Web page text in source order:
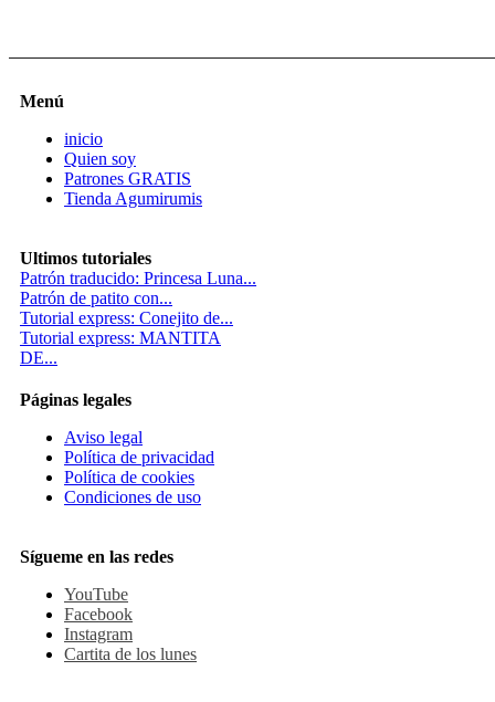
Menú
inicio
Quien soy
Patrones GRATIS
Tienda Agumirumis
Ultimos tutoriales
Patrón traducido: Princesa Luna...
Patrón de patito con...
Tutorial express: Conejito de...
Tutorial express: MANTITA
DE...
Páginas legales
Aviso legal
Política de privacidad
Política de cookies
Condiciones de uso
Sígueme en las redes
YouTube
Facebook
Instagram
Cartita de los lunes